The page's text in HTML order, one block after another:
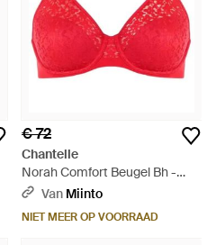
€ 72
Chantelle
Norah Comfort Beugel Bh -
RoodVan Miinto
NIET MEER OP VOORRAAD